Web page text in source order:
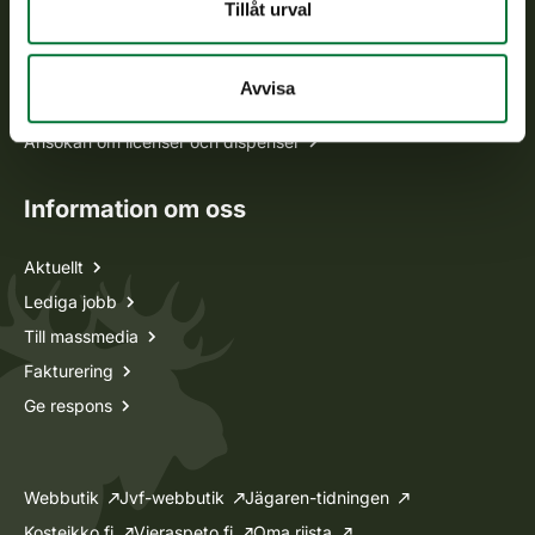
Tillåt urval
Avvisa
Ansökan om licenser och dispenser
Information om oss
Aktuellt
Lediga jobb
Till massmedia
Fakturering
Ge respons
Webbutik Jvf-webbutik
Jägaren-tidningen